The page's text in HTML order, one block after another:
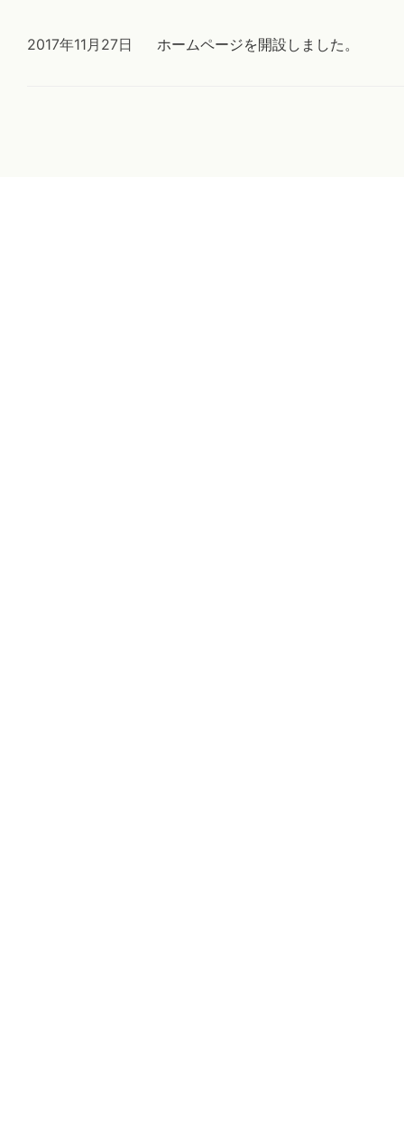
2017年11月27日 ホームページを開設しました。